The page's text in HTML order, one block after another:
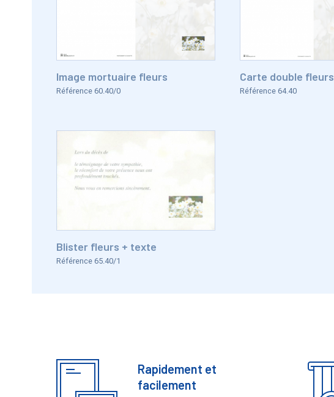
Image mortuaire fleurs
Référence 60.40/0
Carte double fleurs
Référence 64.40
Blister fleurs + texte
Référence 65.40/1
Bénéfices
Rapidement et
facilement